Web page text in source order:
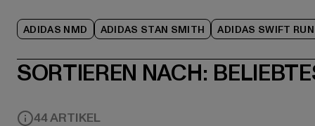
ADIDAS NMD ADIDAS STAN SMITH ADIDAS SWIFT RUN
SORTIEREN NACH:
44 ARTIKEL